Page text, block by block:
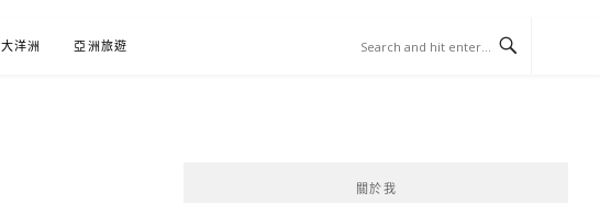
大洋洲 亞洲旅遊
關於我